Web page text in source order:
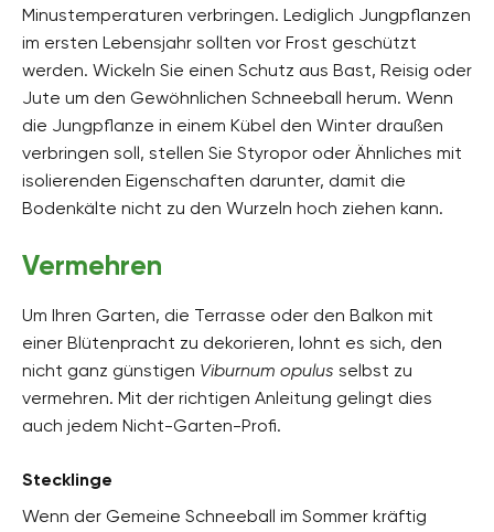
Minustemperaturen verbringen. Lediglich Jungpflanzen
im ersten Lebensjahr sollten vor Frost geschützt
werden. Wickeln Sie einen Schutz aus Bast, Reisig oder
Jute um den Gewöhnlichen Schneeball herum. Wenn
die Jungpflanze in einem Kübel den Winter draußen
verbringen soll, stellen Sie Styropor oder Ähnliches mit
isolierenden Eigenschaften darunter, damit die
Bodenkälte nicht zu den Wurzeln hoch ziehen kann.
Vermehren
Um Ihren Garten, die Terrasse oder den Balkon mit
einer Blütenpracht zu dekorieren, lohnt es sich, den
nicht ganz günstigen Viburnum opulus selbst zu
vermehren. Mit der richtigen Anleitung gelingt dies
auch jedem Nicht-Garten-Profi.
Stecklinge
Wenn der Gemeine Schneeball im Sommer kräftig